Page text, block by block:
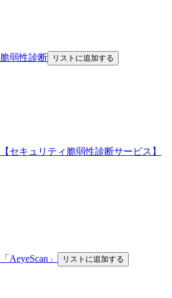
脆弱性診断 リストに追加する
【セキュリティ脆弱性診断サービス】
「AeyeScan」 リストに追加する